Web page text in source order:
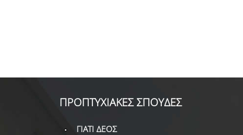
ΠΡΟΠΤΥΧΙΑΚΕΣ ΣΠΟΥΔΕΣ
ΓΙΑΤΙ ΔΕΟΣ